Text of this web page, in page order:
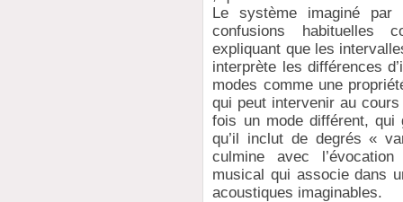
Le système imaginé par
confusions habituelles
expliquant que les
interprète les différences
modes comme une
qui peut intervenir au
fois un mode différent, qui
qu’il inclut de degrés «
culmine avec
musical qui associe dans
acoustiques imaginables.